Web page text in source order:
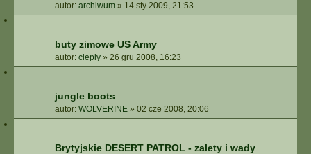
autor: archiwum » 14 sty 2009, 21:53
buty zimowe US Army
autor: cieply » 26 gru 2008, 16:23
jungle boots
autor: WOLVERINE » 02 cze 2008, 20:06
Brytyjskie DESERT PATROL - zalety i wady